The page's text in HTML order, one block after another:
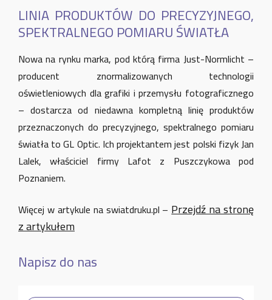
LINIA PRODUKTÓW DO PRECYZYJNEGO,
SPEKTRALNEGO POMIARU ŚWIATŁA
Nowa na rynku marka, pod którą firma Just-Normlicht –
producent znormalizowanych technologii
oświetleniowych dla grafiki i przemysłu fotograficznego
– dostarcza od niedawna kompletną linię produktów
przeznaczonych do precyzyjnego, spektralnego pomiaru
światła to GL Optic. Ich projektantem jest polski fizyk Jan
Lalek, właściciel firmy Lafot z Puszczykowa pod
Poznaniem.
Więcej w artykule na swiatdruku.pl –Przejdź na stronę
z artykułem
Napisz do nas